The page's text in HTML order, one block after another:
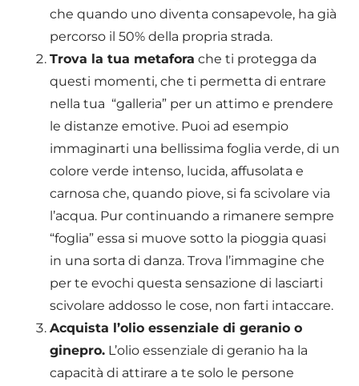
che quando uno diventa consapevole, ha già
percorso il 50% della propria strada.
Trova la tua metafora che ti protegga da
questi momenti, che ti permetta di entrare
nella tua “galleria” per un attimo e prendere
le distanze emotive. Puoi ad esempio
immaginarti una bellissima foglia verde, di un
colore verde intenso, lucida, affusolata e
carnosa che, quando piove, si fa scivolare via
l’acqua. Pur continuando a rimanere sempre
“foglia” essa si muove sotto la pioggia quasi
in una sorta di danza. Trova l’immagine che
per te evochi questa sensazione di lasciarti
scivolare addosso le cose, non farti intaccare.
Acquista l’olio essenziale di geranio o
ginepro. L’olio essenziale di geranio ha la
capacità di attirare a te solo le persone